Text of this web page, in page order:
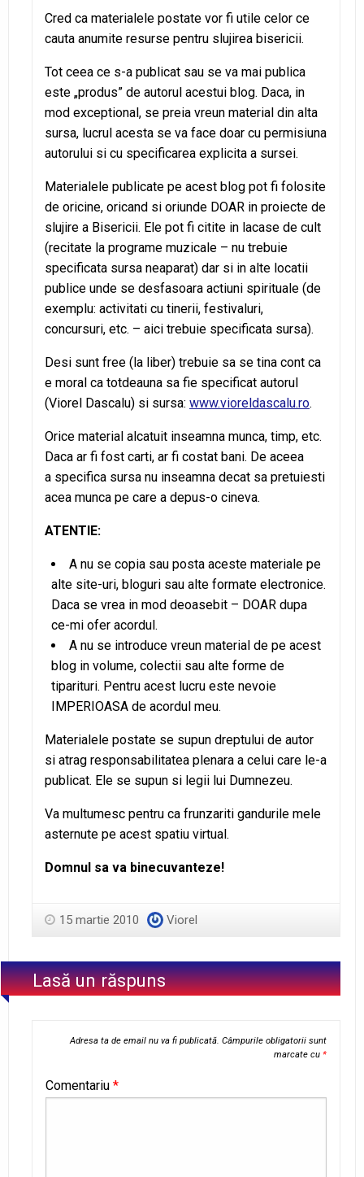
Cred ca materialele postate vor fi utile celor ce
cauta anumite resurse pentru slujirea bisericii.
Tot ceea ce s-a publicat sau se va mai publica
este „produs” de autorul acestui blog. Daca, in
mod exceptional, se preia vreun material din alta
sursa, lucrul acesta se va face doar cu permisiuna
autorului si cu specificarea explicita a sursei.
Materialele publicate pe acest blog pot fi folosite
de oricine, oricand si oriunde DOAR in proiecte de
slujire a Bisericii. Ele pot fi citite in lacase de cult
(recitate la programe muzicale – nu trebuie
specificata sursa neaparat) dar si in alte locatii
publice unde se desfasoara actiuni spirituale (de
exemplu: activitati cu tinerii, festivaluri,
concursuri, etc. – aici trebuie specificata sursa).
Desi sunt free (la liber) trebuie sa se tina cont ca
e moral ca totdeauna sa fie specificat autorul
(Viorel Dascalu) si sursa: www.vioreldascalu.ro.
Orice material alcatuit inseamna munca, timp, etc.
Daca ar fi fost carti, ar fi costat bani. De aceea
a specifica sursa nu inseamna decat sa pretuiesti
acea munca pe care a depus-o cineva.
ATENTIE:
A nu se copia sau posta aceste materiale pe
alte site-uri, bloguri sau alte formate electronice.
Daca se vrea in mod deoasebit – DOAR dupa
ce-mi ofer acordul.
A nu se introduce vreun material de pe acest
blog in volume, colectii sau alte forme de
tiparituri. Pentru acest lucru este nevoie
IMPERIOASA de acordul meu.
Materialele postate se supun dreptului de autor
si atrag responsabilitatea plenara a celui care le-a
publicat. Ele se supun si legii lui Dumnezeu.
Va multumesc pentru ca frunzariti gandurile mele
asternute pe acest spatiu virtual.
Domnul sa va binecuvanteze!
15 martie 2010 Viorel
Lasă un răspuns
Adresa ta de email nu va fi publicată. Câmpurile obligatorii sunt
marcate cu *
Comentariu *